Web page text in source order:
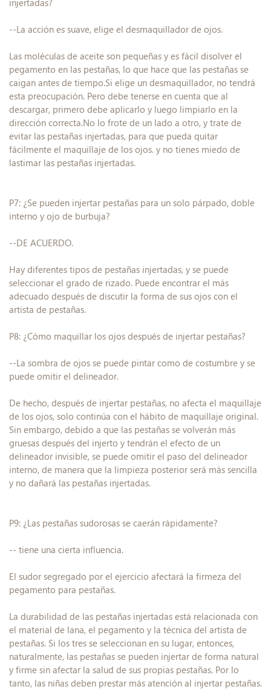
injertadas?
--La acción es suave, elige el desmaquillador de ojos.
Las moléculas de aceite son pequeñas y es fácil disolver el
pegamento en las pestañas, lo que hace que las pestañas se
caigan antes de tiempo.Si elige un desmaquillador, no tendrá
esta preocupación. Pero debe tenerse en cuenta que al
descargar, primero debe aplicarlo y luego limpiarlo en la
dirección correcta.No lo frote de un lado a otro, y trate de
evitar las pestañas injertadas, para que pueda quitar
fácilmente el maquillaje de los ojos. y no tienes miedo de
lastimar las pestañas injertadas.
P7: ¿Se pueden injertar pestañas para un solo párpado, doble
interno y ojo de burbuja?
--DE ACUERDO.
Hay diferentes tipos de pestañas injertadas, y se puede
seleccionar el grado de rizado. Puede encontrar el más
adecuado después de discutir la forma de sus ojos con el
artista de pestañas.
P8: ¿Cómo maquillar los ojos después de injertar pestañas?
--La sombra de ojos se puede pintar como de costumbre y se
puede omitir el delineador.
De hecho, después de injertar pestañas, no afecta el maquillaje
de los ojos, solo continúa con el hábito de maquillaje original.
Sin embargo, debido a que las pestañas se volverán más
gruesas después del injerto y tendrán el efecto de un
delineador invisible, se puede omitir el paso del delineador
interno, de manera que la limpieza posterior será más sencilla
y no dañará las pestañas injertadas.
P9: ¿Las pestañas sudorosas se caerán rápidamente?
-- tiene una cierta influencia.
El sudor segregado por el ejercicio afectará la firmeza del
pegamento para pestañas.
La durabilidad de las pestañas injertadas está relacionada con
el material de lana, el pegamento y la técnica del artista de
pestañas. Si los tres se seleccionan en su lugar, entonces,
naturalmente, las pestañas se pueden injertar de forma natural
y firme sin afectar la salud de sus propias pestañas. Por lo
tanto, las niñas deben prestar más atención al injertar pestañas.